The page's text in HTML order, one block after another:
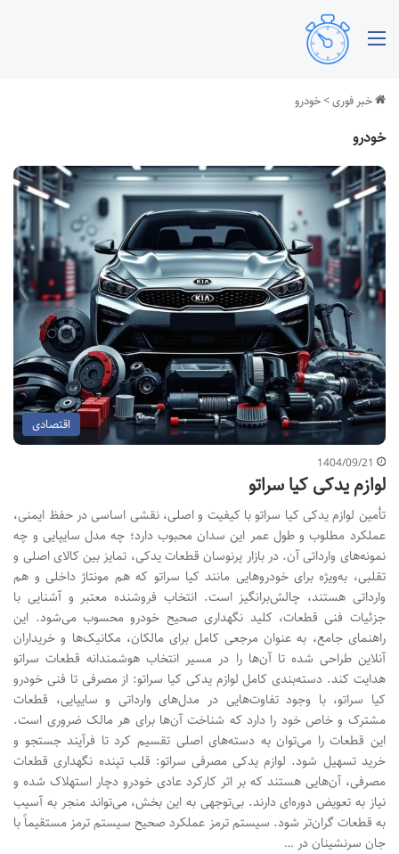
خبر فوری>خودرو
خودرو
اقتصادی
1404/09/21
لوازم یدکی کیا سراتو
تأمین لوازم یدکی کیا سراتو با کیفیت و اصلی، نقشی اساسی در حفظ ایمنی،
عملکرد مطلوب و طول عمر این سدان محبوب دارد؛ چه مدل سایپایی و چه
نمونه‌های وارداتی آن. در بازار پرنوسان قطعات یدکی، تمایز بین کالای اصلی و
تقلبی، به‌ویژه برای خودروهایی مانند کیا سراتو که هم مونتاژ داخلی و هم
وارداتی هستند، چالش‌برانگیز است. انتخاب فروشنده معتبر و آشنایی با
جزئیات فنی قطعات، کلید نگهداری صحیح خودرو محسوب می‌شود. این
راهنمای جامع، به عنوان مرجعی کامل برای مالکان، مکانیک‌ها و خریداران
آنلاین طراحی شده تا آن‌ها را در مسیر انتخاب هوشمندانه قطعات سراتو
هدایت کند. دسته‌بندی کامل لوازم یدکی کیا سراتو: از مصرفی تا فنی خودرو
کیا سراتو، با وجود تفاوت‌هایی در مدل‌های وارداتی و سایپایی، قطعات
مشترک و خاص خود را دارد که شناخت آن‌ها برای هر مالک ضروری است.
این قطعات را می‌توان به دسته‌های اصلی تقسیم کرد تا فرآیند جستجو و
خرید تسهیل شود. لوازم یدکی مصرفی سراتو: قلب تپنده نگهداری قطعات
مصرفی، آن‌هایی هستند که بر اثر کارکرد عادی خودرو دچار استهلاک شده و
نیاز به تعویض دوره‌ای دارند. بی‌توجهی به این بخش، می‌تواند منجر به آسیب
به قطعات گران‌تر شود. سیستم ترمز عملکرد صحیح سیستم ترمز مستقیماً با
جان سرنشینان در …